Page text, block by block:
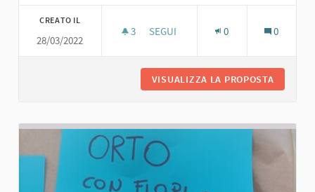
CREATO IL
28/03/2022
3 3 SOSTENITORI
SEGUI 0 0
VISUALIZZA LA PROPOSTA